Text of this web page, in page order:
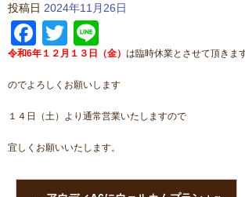
投稿日 2024年11月26日
Facebook
Twitter
令和6年１２月１３日（金） は臨時休業とさせて頂きま
のでよろしくお願いします
１４日（土）より通常営業いたしますので
宜しくお願いいたします。